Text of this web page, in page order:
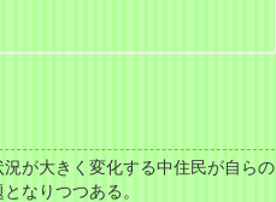
が大きく変化する中住民が自らの
なりつつある。